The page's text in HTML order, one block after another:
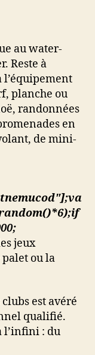
au water-
Reste à
l’équipement
planche ou
randonnées
en
de mini-
jeux
ou la
clubs est avéré
qualifié.
l’infini : du